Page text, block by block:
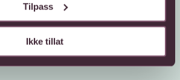
Tilpass
Ikke tillat